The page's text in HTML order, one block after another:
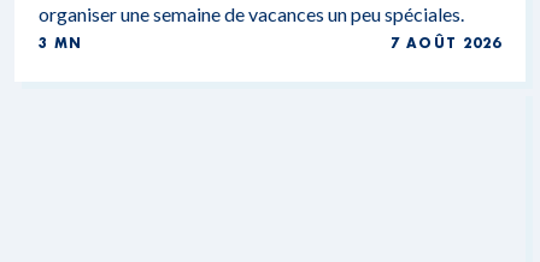
organiser une semaine de vacances un peu spéciales.
3 MN 7 AOÛT 2026